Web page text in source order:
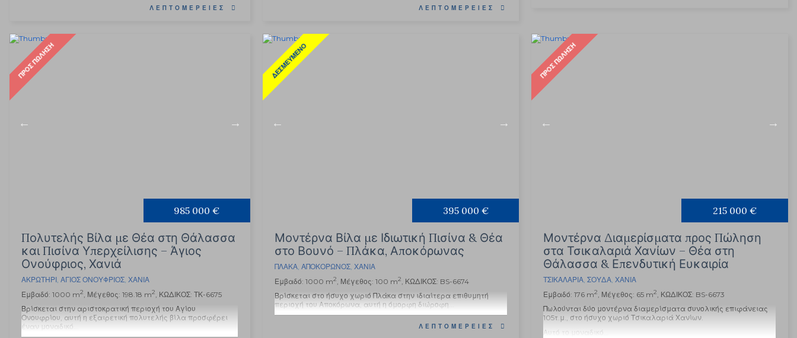
ΛΕΠΤΟΜΈΡΕΙΕΣ ΛΕΠΤΟΜΈΡΕΙΕΣ
ΠΡΟΣ ΠΏΛΗΣΗ
985 000 €
Πολυτελής Βίλα με Θέα στη Θάλασσα
και Πισίνα Υπερχείλισης – Άγιος
Ονούφριος, Χανιά
ΑΚΡΩΤΉΡΙ, ΆΓΙΟΣ ΟΝΟΎΦΡΙΟΣ, ΧΑΝΙΆ
Εμβαδό: 1000 m2, Μέγεθος: 198.18 m2, ΚΩΔΙΚΟΣ: ΤΚ-6675
Βρίσκεται στην αριστοκρατική περιοχή του Αγίου
Ονουφρίου, αυτή η εξαιρετική πολυτελής βίλα προσφέρει
έναν μοναδικό...
ΔΕΣΜΕΥΜΈΝΟ
395 000 €
Μοντέρνα Βίλα με Ιδιωτική Πισίνα & Θέα
στο Βουνό – Πλάκα, Αποκόρωνας
ΠΛΆΚΑ, ΑΠΟΚΌΡΩΝΟΣ, ΧΑΝΙΆ
Εμβαδό: 1000 m2, Μέγεθος: 100 m2, ΚΩΔΙΚΟΣ: BS-6674
Βρίσκεται στο ήσυχο χωριό Πλάκα στην ιδιαίτερα επιθυμητή
περιοχή του Αποκόρωνα, αυτή η όμορφη διώροφη...
ΛΕΠΤΟΜΈΡΕΙΕΣ
ΠΡΟΣ ΠΏΛΗΣΗ
215 000 €
Μοντέρνα Διαμερίσματα προς Πώληση
στα Τσικαλαριά Χανίων – Θέα στη
Θάλασσα & Επενδυτική Ευκαιρία
ΤΣΙΚΑΛΑΡΙΆ,ΣΟΎΔΑ,ΧΑΝΙΆ
Εμβαδό: 176 m2, Μέγεθος: 65 m2, ΚΩΔΙΚΟΣ: BS-6673
Πωλούνται δύο μοντέρνα διαμερίσματα συνολικής επιφάνειας
105τ.μ., στο ήσυχο χωριό Τσικαλαριά Χανίων.
Αυτό το μοναδικό...